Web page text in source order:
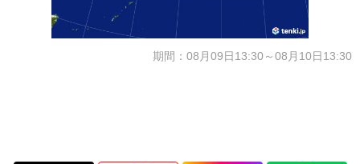
期間：08月09日13:30～08月10日13:30